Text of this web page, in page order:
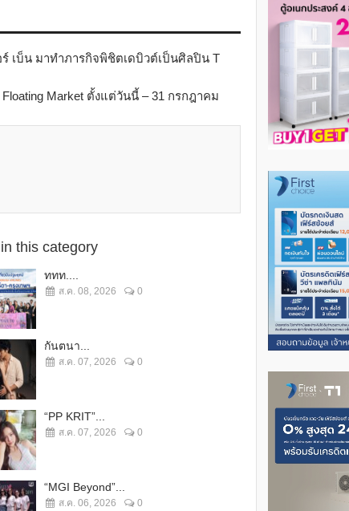
เบ็น มาทำภารกิจพิชิตเดบิวต์เป็นศิลปิน T
Market ตั้งแต่วันนี้ – 31 กรกฎาคม
this category
ททท....
ส.ค. 08, 2026 0
กันตนา...
ส.ค. 07, 2026 0
“PP KRIT”...
ส.ค. 07, 2026 0
“MGI Beyond”...
ส.ค. 06, 2026 0